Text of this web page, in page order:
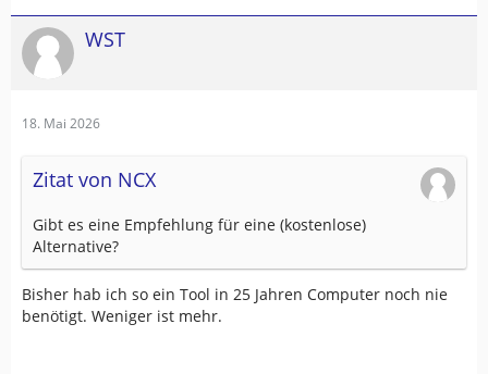
WST
18. Mai 2026
Zitat von NCX
Gibt es eine Empfehlung für eine (kostenlose)
Alternative?
Bisher hab ich so ein Tool in 25 Jahren Computer noch nie
benötigt. Weniger ist mehr.